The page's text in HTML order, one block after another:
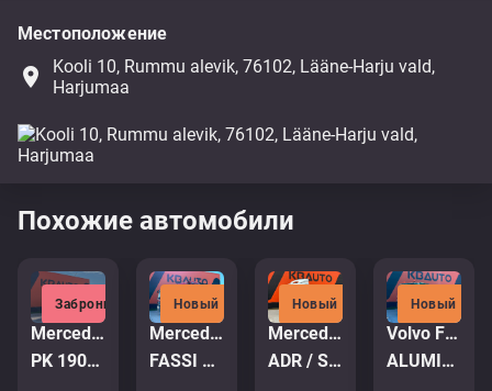
Местоположение
place
Kooli 10, Rummu alevik, 76102, Lääne-Harju vald,
Harjumaa
Похожие автомобили
Забронировано
Mercedes-Benz Actros 2658 6x4
PK 19001 / RETARDER / BOX L=6628 mm
Новый
Mercedes-Benz Actros 1832 4x2
FASSI F135A22 / BOX L=3707 mm
Новый
Mercedes-Benz Actros 2551 6x2
ADR / STREAMSPACE
Новый
Volvo FH16 750 8x4*4
ALUMINIUM TIPPER BODY / EURO5